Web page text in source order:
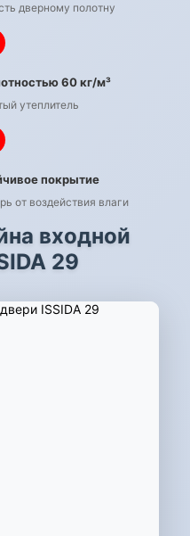
дверному полотну
60 кг/м³
утеплитель
покрытие
от воздействия влаги
входной
29